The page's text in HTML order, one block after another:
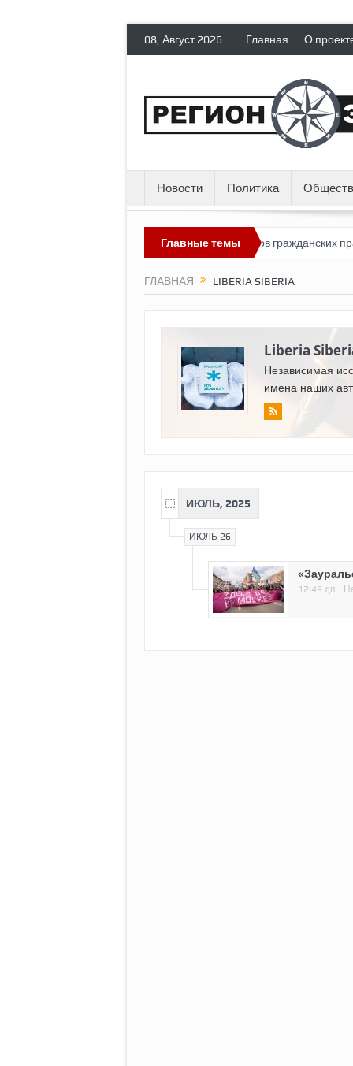
08, Август 2026 Главная О
Новости Политика
Главные темы
Россия лишает политических эмигрантов гражданских прав
ГЛАВНАЯ LIBERIA SIBERIA
Liberia
Независимая
имена наших
ИЮЛЬ, 2025
ИЮЛЬ 26
12:49 дп